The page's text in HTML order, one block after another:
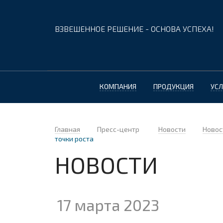
ВЗВЕШЕННОЕ РЕШЕНИЕ - ОСНОВА УСПЕХА!
КОМПАНИЯ ПРОДУКЦИЯ
Главная Пресс-центр Новости
точки роста
НОВОСТИ
17 марта 2023